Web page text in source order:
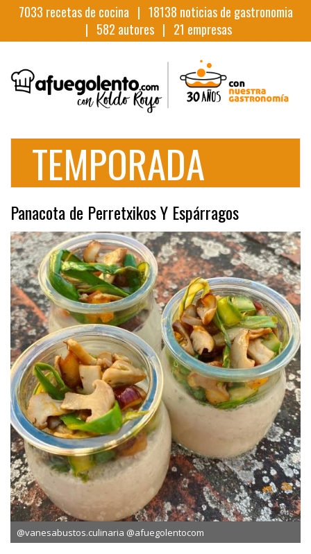
7033 recetas de cocina | 18138 noticias de gastronomia
| 582 autores | 21 empresas
TEMPORADA
Panacota de Perretxikos Y Espárragos
@vanesabustos.culinaria @afuegolentocom